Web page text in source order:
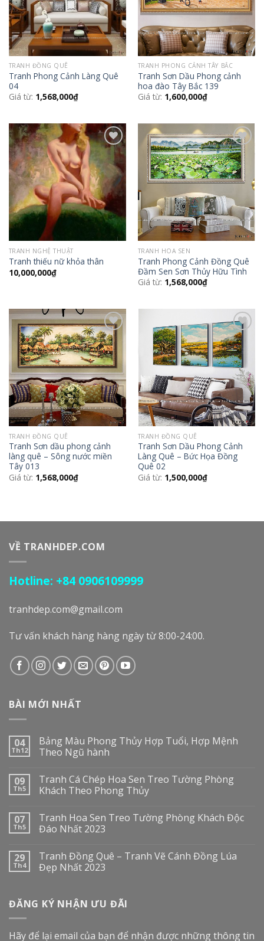
TRANH ĐỒNG QUÊ
Tranh Phong Cảnh Làng Quê
04
Giá từ: 1,568,000₫
TRANH PHONG CẢNH TÂY BẮC
Tranh Sơn Dầu Phong cảnh
hoa đào Tây Bắc 139
Giá từ: 1,600,000₫
Add to
Wishlist
TRANH NGHỆ THUẬT
Tranh thiếu nữ khỏa thân
10,000,000₫
Add to
Wishlist
TRANH HOA SEN
Tranh Phong Cảnh Đồng Quê
Đầm Sen Sơn Thủy Hữu Tình
Giá từ: 1,568,000₫
Add to
Wishlist
TRANH ĐỒNG QUÊ
Tranh Sơn dầu phong cảnh
làng quê – Sông nước miền
Tây 013
Giá từ: 1,568,000₫
Add to
Wishlist
TRANH ĐỒNG QUÊ
Tranh Sơn Dầu Phong Cảnh
Làng Quê – Bức Họa Đồng
Quê 02
Giá từ: 1,500,000₫
VỀ TRANHDEP.COM
Hotline: +84 0906109999
tranhdep.com@gmail.com
Tư vấn khách hàng hàng ngày từ 8:00-24:00.
BÀI MỚI NHẤT
04
Th12
Bảng Màu Phong Thủy Hợp Tuổi, Hợp Mệnh
Theo Ngũ hành
09
Th5
Tranh Cá Chép Hoa Sen Treo Tường Phòng
Khách Theo Phong Thủy
07
Th5
Tranh Hoa Sen Treo Tường Phòng Khách Độc
Đáo Nhất 2023
29
Th4
Tranh Đồng Quê – Tranh Vẽ Cánh Đồng Lúa
Đẹp Nhất 2023
ĐĂNG KÝ NHẬN ƯU ĐÃI
Hãy để lại email của bạn để nhận được những thông tin